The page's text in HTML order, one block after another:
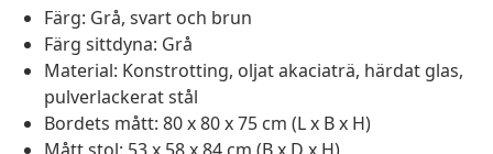
Färg: Grå, svart och brun
Färg sittdyna: Grå
Material: Konstrotting, oljat akaciaträ, härdat glas,
pulverlackerat stål
Bordets mått: 80 x 80 x 75 cm (L x B x H)